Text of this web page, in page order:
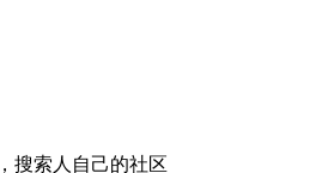
搜索人自己的社区